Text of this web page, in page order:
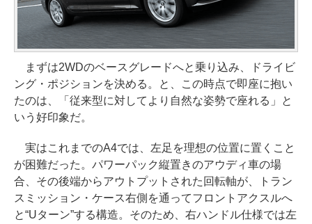
まずは2WDのベースグレードへと乗り込み、ドライビ
ング・ポジションを決める。と、この時点で即座に抱い
たのは、「従来型に対してより自然な姿勢で座れる」と
いう好印象だ。
実はこれまでのA4では、左足を理想の位置に置くこと
が困難だった。パワーパック縦置きのアウディ車の場
合、その後端からアウトプットされた回転軸が、トラン
スミッション・ケース右側を通ってフロントアクスルへ
と“Uターン”する構造。そのため、右ハンドル仕様では左